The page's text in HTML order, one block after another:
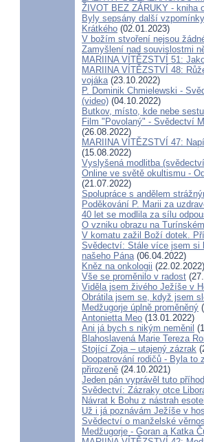
ŽIVOT BEZ ZÁRUKY - kniha
Byly sepsány další
Krátkého (02.01.2023)
V božím stvoření nejsou
Zamyšlení nad souvislostmi
MARIINA VÍTĚZSTVÍ 51:
MARIINA VÍTĚZSTVÍ 48:
vojáka(23.10.2022)
P. Dominik Chmielewski -
(video) (04.10.2022)
Butkov, místo, kde nebe
Film "Povolaný" - Svědectví
(26.08.2022)
MARIINA VÍTĚZSTVÍ 47:
(15.08.2022)
Vyslyšená modlitba
Online ve světě okultismu -
(21.07.2022)
Spolupráce s andělem
Poděkování P. Marii za
40 let se modlila za sílu
O vzniku obrazu na
V komatu zažil Boží dotek.
Svědectví: Stále více jsem si
našeho Pána(06.04.2022)
Kněz na onkologii (22.02.2022)
Vše se proměnilo v radost
Viděla jsem živého Ježíše v
Obrátila jsem se, když jsem
Medžugorje úplně proměněný
Antonietta Meo (13.01.2022)
Ani já bych s nikým neměnil
Blahoslavená Marie Tereza
Stojící Zoja – utajený zázrak
Doopatrování rodičů - Byla
přirozeně (24.10.2021)
Jeden pán vyprávěl tuto
Svědectví: Zázraky otce
Návrat k Bohu z nástrah
Už i já poznávám Ježíše v
Svědectví o manželské
Medžugorje - Goran a Katka